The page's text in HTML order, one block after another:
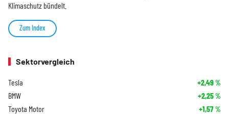
Klimaschutz bündelt.
Zum Index
Sektorvergleich
Tesla +2,49%
BMW +2,25%
Toyota Motor +1,57%